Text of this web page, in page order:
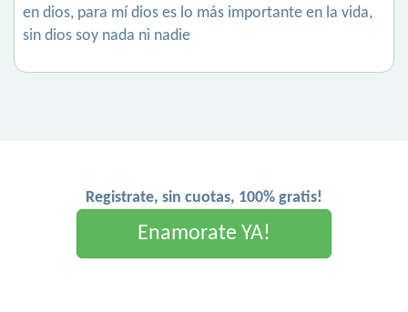
en dios, para mí dios es lo más importante en la vida,
sin dios soy nada ni nadie
Registrate, sin cuotas, 100% gratis!
Enamorate YA!